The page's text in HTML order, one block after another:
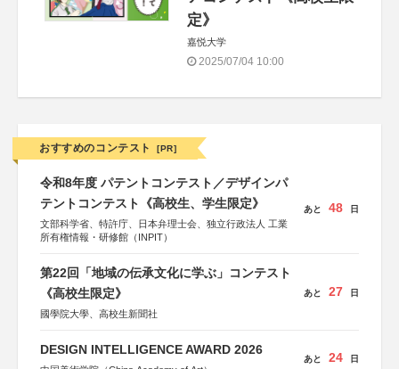
定》
嘉悦大学
2025/07/04 10:00
おすすめのコンテスト [PR]
令和8年度 パテントコンテスト／デザインパ
テントコンテスト《高校生、学生限定》
文部科学省、特許庁、日本弁理士会、独立行政法人 工業
所有権情報・研修館（INPIT）
あと 48 日
第22回「地域の伝承文化に学ぶ」コンテスト
《高校生限定》
國學院大學、高校生新聞社
あと 27 日
DESIGN INTELLIGENCE AWARD 2026
あと 24 日